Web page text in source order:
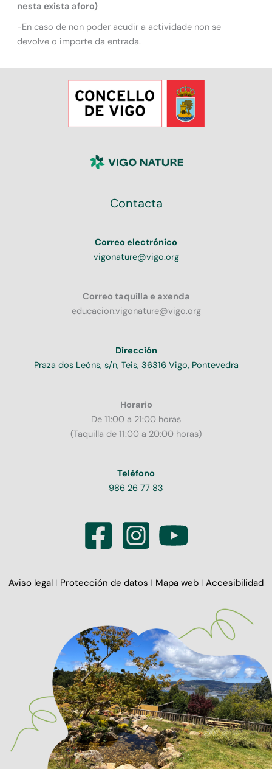
nesta exista aforo)
-En caso de non poder acudir a actividade non se
devolve o importe da entrada.
Contacta
Correo electrónico
vigonature@vigo.org
Correo taquilla e axenda
educacion.vigonature@vigo.org
Dirección
Praza dos Leóns, s/n, Teis, 36316 Vigo, Pontevedra
Horario
De 11:00 a 21:00 horas
(Taquilla de 11:00 a 20:00 horas)
Teléfono
986 26 77 83
Aviso legal I Protección de datos I Mapa web I Accesibilidad